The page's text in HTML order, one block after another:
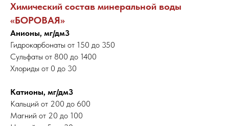
Химический состав минеральной воды
«БОРОВАЯ»
Анионы, мг/дм3
Гидрокарбонаты от 150 до 350
Сульфаты от 800 до 1400
Хлориды от 0 до 30
Катионы, мг/дм3
Кальций от 200 до 600
Магний от 20 до 100